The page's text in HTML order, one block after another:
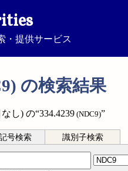
・提供サービス
の検索結果
し) の“334.4239 (NDC9)”
号検索 識別子検索